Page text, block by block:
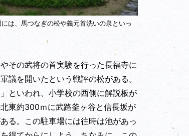
は、馬つなぎの松や義元首洗いの泉といっ
その武将の首実験を行った長福寺に
議を開いたという戦評の松がある。
といわれ、小学校の西側に解説板が
東約300ｍに武路釜ヶ谷と信長坂が
る。この駐車場には往時は池があっ